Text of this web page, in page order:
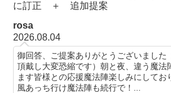
に訂正 ＋ 追加提案
rosa
2026.08.04
御回答、ご提案ありがとうございました
頂戴し大変恐縮です）朝と夜、違う魔法
ます皆様との応援魔法陣楽しみにしてお
風あっち行け魔法陣も続行で！...